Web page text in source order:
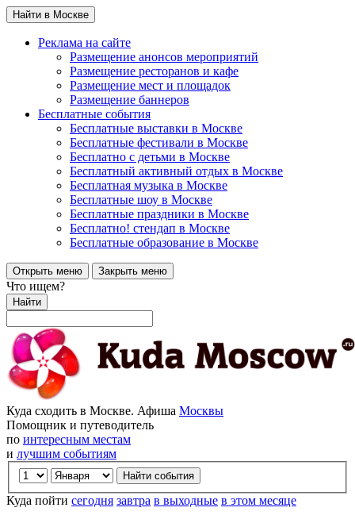
Найти в Москве
Реклама на сайте
Размещение анонсов мероприятий
Размещение ресторанов и кафе
Размещение мест и площадок
Размещение баннеров
Бесплатные события
Бесплатные выставки в Москве
Бесплатные фестивали в Москве
Бесплатно с детьми в Москве
Бесплатный активный отдых в Москве
Бесплатная музыка в Москве
Бесплатные шоу в Москве
Бесплатные праздники в Москве
Бесплатно! стендап в Москве
Бесплатные образование в Москве
Открыть меню Закрыть меню
Что ищем?
Найти
Куда сходить в Москве. Афиша Москвы
Помощник и путеводитель
по интересным местам
и лучшим событиям
Куда пойти сегодня завтра в выходные в этом месяце